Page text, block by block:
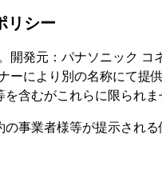
リシー
発元：パナソニック
により別の名称にて
含むがこれらに限られ
事業者様等が提示され